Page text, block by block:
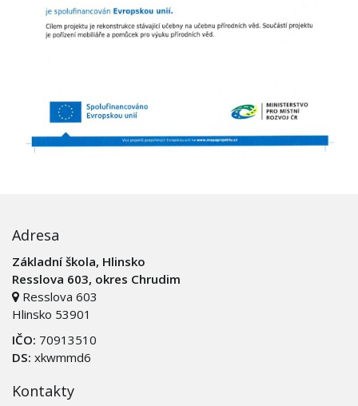
Adresa
Základní škola, Hlinsko
Resslova 603, okres Chrudim
Resslova 603
Hlinsko 53901
IČO: 70913510
DS: xkwmmd6
Kontakty